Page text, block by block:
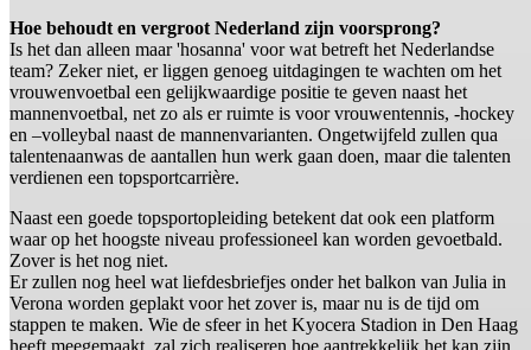
Hoe behoudt en vergroot Nederland zijn voorsprong?
Is het dan alleen maar 'hosanna' voor wat betreft het Nederlandse
team? Zeker niet, er liggen genoeg uitdagingen te wachten om het
vrouwenvoetbal een gelijkwaardige positie te geven naast het
mannenvoetbal, net zo als er ruimte is voor vrouwentennis, -hockey
en –volleybal naast de mannenvarianten. Ongetwijfeld zullen qua
talentenaanwas de aantallen hun werk gaan doen, maar die talenten
verdienen een topsportcarrière.
Naast een goede topsportopleiding betekent dat ook een platform
waar op het hoogste niveau professioneel kan worden gevoetbald.
Zover is het nog niet.
Er zullen nog heel wat liefdesbriefjes onder het balkon van Julia in
Verona worden geplakt voor het zover is, maar nu is de tijd om
stappen te maken. Wie de sfeer in het Kyocera Stadion in Den Haag